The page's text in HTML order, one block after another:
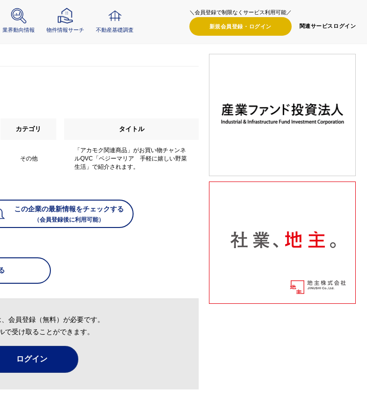
業界動向情報 物件情報サーチ 不動産基礎調査
＼会員登録で制限なくサービス利用可能／
新規会員登録・ ログイン 関連サービス ログイン
カテゴリ タイトル
その他
「アカモク関連商品」がお買い物チャンネ
ルQVC「ベジーマリア 手軽に嬉しい野菜
生活」で紹介されます。
この企業の最新情報をチェックする
（会員登録後に利用可能）
会員登録（無料）が必要です。
受け取ることができます。
ログイン